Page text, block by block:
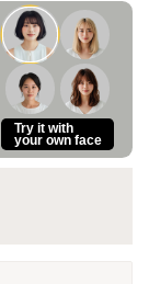
Try it with
your own face